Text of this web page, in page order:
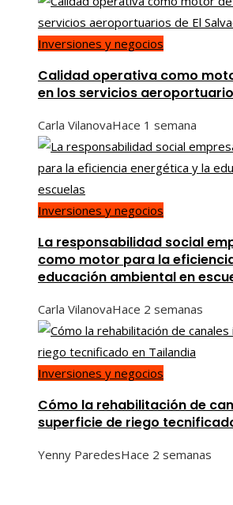
Inversiones y negocios
Calidad operativa como
en los servicios
Carla VilanovaHace 1 semana
Inversiones y negocios
La responsabilidad social
como motor para la
educación ambiental en
Carla VilanovaHace 2 semanas
Inversiones y negocios
Cómo la rehabilitación de
superficie de riego
Yenny ParedesHace 2 semanas